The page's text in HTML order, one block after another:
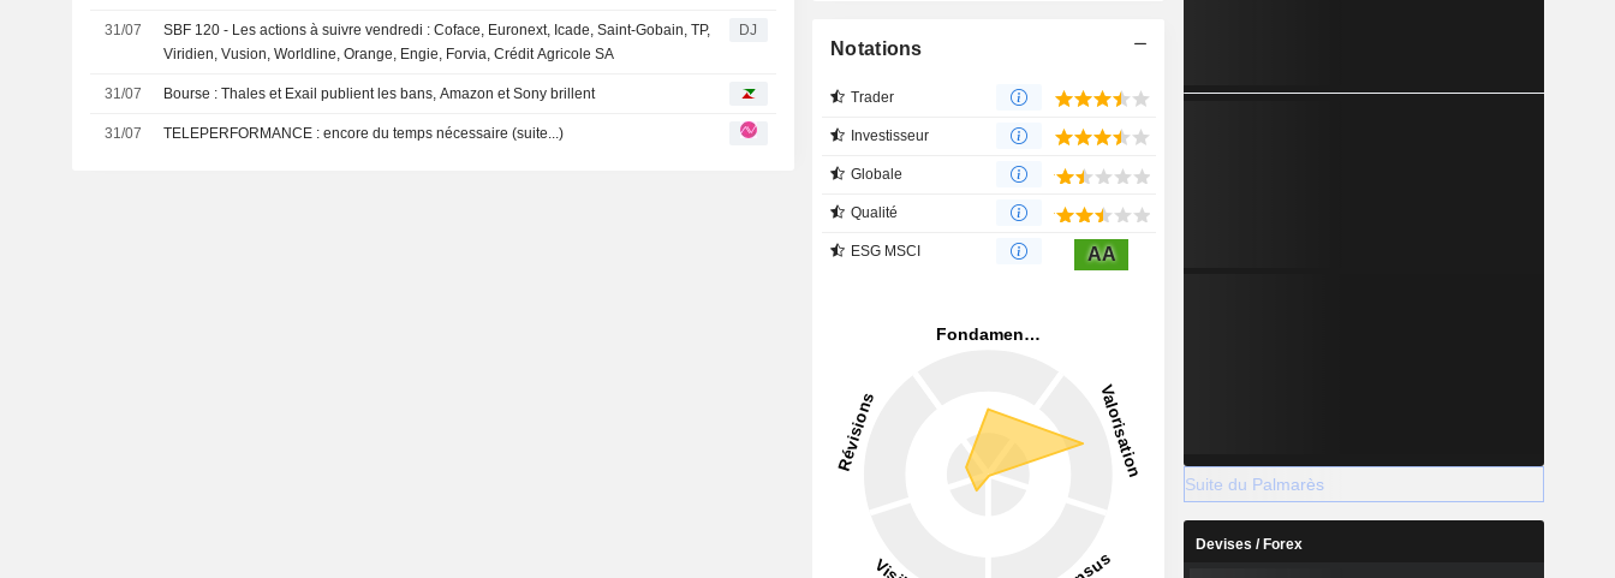
31/07
SBF 120 - Les actions à suivre vendredi : Coface, Euronext, Icade, Saint-Gobain, TP,
Viridien, Vusion, Worldline, Orange, Engie, Forvia, Crédit Agricole SA
DJ
31/07 Bourse : Thales et Exail publient les bans, Amazon et Sony brillent
31/07 TELEPERFORMANCE : encore du temps nécessaire (suite...)
Notations
Trader
Investisseur
Globale
Qualité
ESG MSCI AA
Suite du Palmarès
Devises / Forex